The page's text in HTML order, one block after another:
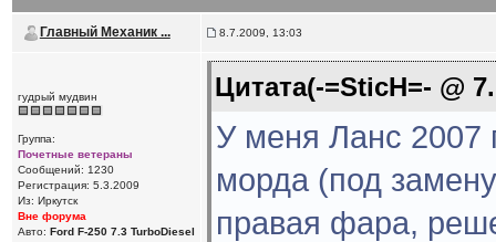
Главный Механик ... 8.7.2009, 13:03
гудрый мудвин
Группа:
Почетные ветераны
Сообщений: 1230
Регистрация: 5.3.2009
Из: Иркутск
Вне форума
Авто: Ford F-250 7.3 TurboDiesel
Цитата(-=SticH=- @
У меня Ланс 2007
морда (под
правая фара,